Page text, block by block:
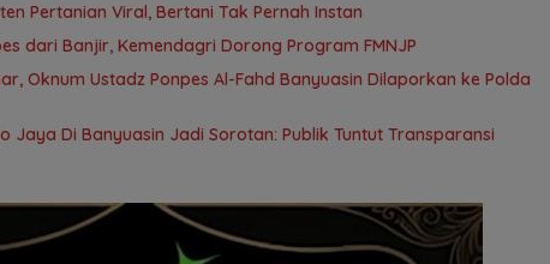
Pertanian Viral, Bertani Tak Pernah Instan
dari Banjir, Kemendagri Dorong Program FMNJP
Oknum Ustadz Ponpes Al-Fahd Banyuasin Dilaporkan ke Polda
Jaya Di Banyuasin Jadi Sorotan: Publik Tuntut Transparansi